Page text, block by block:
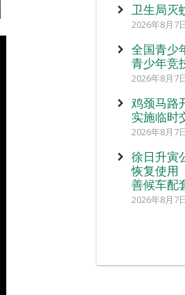
卫生局灭
2026年8月7
全国青少
青少年竞
2026年8月7
鸡颈马路
实施临时
2026年8月7
徐日升寅
恢复使
善候车配
2026年8月7